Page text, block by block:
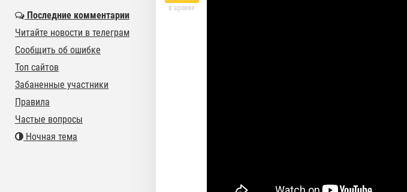
в архиве
Последние комментарии
Читайте новости в телеграм
Сообщить об ошибке
Топ сайтов
Забаненные участники
Правила
Частые вопросы
Ночная тема